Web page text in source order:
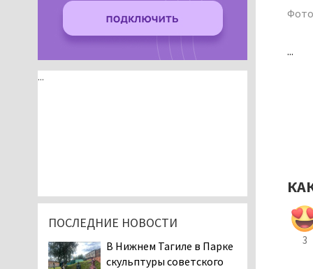
...
3
...
ПОСЛЕДНИЕ НОВОСТИ
В Нижнем Тагиле в Парке
скульптуры советского